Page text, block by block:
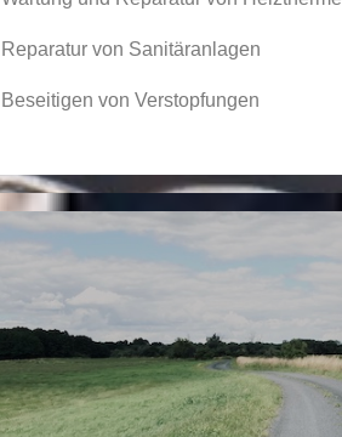
Reparatur von Sanitäranlagen
Beseitigen von Verstopfungen